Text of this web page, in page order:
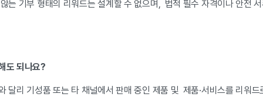
는 기부 형태의 리워드는 설계할 수 없으며, 법적 필수 자격이나 안전
도 되나요?
달리 기성품 또는 타 채널에서 판매 중인 제품 및 제품·서비스를 리워